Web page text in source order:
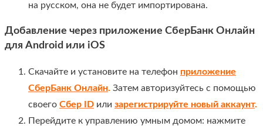
на русском, она не будет импортирована.
Добавление через приложение СберБанк Онлайн
для Android или iOS
Скачайте и установите на телефон приложение
СберБанк Онлайн. Затем авторизуйтесь с помощью
своего Сбер ID или зарегистрируйте новый аккаунт.
Перейдите к управлению умным домом: нажмите